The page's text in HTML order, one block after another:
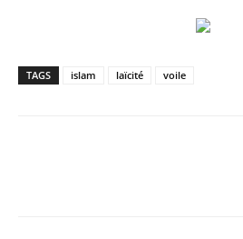
TAGS islam laïcité voile